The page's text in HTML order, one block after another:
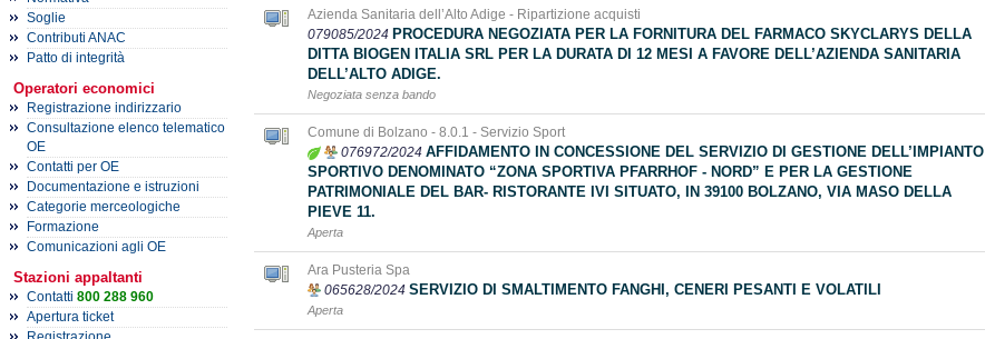
Soglie
Contributi ANAC
Patto di integrità
Operatori economici
Registrazione indirizzario
Consultazione elenco telematico
OE
Contatti per OE
Documentazione e istruzioni
Categorie merceologiche
Formazione
Comunicazioni agli OE
Stazioni appaltanti
Contatti 800 288 960
Apertura ticket
Azienda Sanitaria dell’Alto Adige - Ripartizione acquisti
079085/2024 PROCEDURA NEGOZIATA PER LA FORNITURA DEL FARMACO SKYCLARYS DELLA
DITTA BIOGEN ITALIA SRL PER LA DURATA DI 12 MESI A FAVORE DELL’AZIENDA SANITARIA
DELL’ALTO ADIGE.
Negoziata senza bando
Comune di Bolzano - 8.0.1 - Servizio Sport
076972/2024 AFFIDAMENTO IN CONCESSIONE DEL SERVIZIO DI GESTIONE DELL’IMPIANTO
SPORTIVO DENOMINATO “ZONA SPORTIVA PFARRHOF - NORD” E PER LA GESTIONE
PATRIMONIALE DEL BAR- RISTORANTE IVI SITUATO, IN 39100 BOLZANO, VIA MASO DELLA
PIEVE 11.
Aperta
Ara Pusteria Spa
065628/2024 SERVIZIO DI SMALTIMENTO FANGHI, CENERI PESANTI E VOLATILI
Aperta